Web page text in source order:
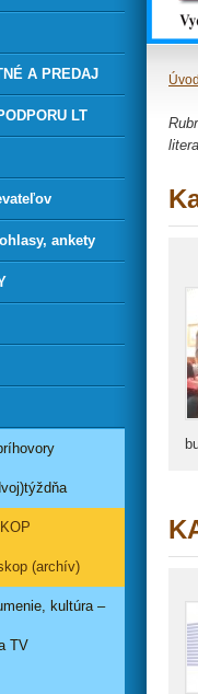
A PREDAJ
LT
ankety
(archív)
kultúra –
TV